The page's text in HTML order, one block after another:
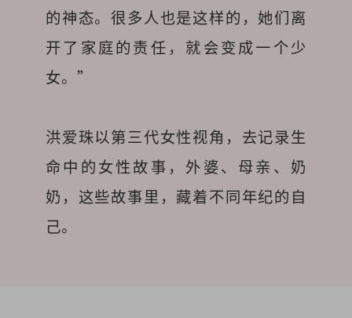
的神态。很多人也是这样的，她们离
开了家庭的责任，就会变成一个少
女。”
洪爱珠以第三代女性视角，去记录生
命中的女性故事，外婆、母亲、奶
奶，这些故事里，藏着不同年纪的自
己。